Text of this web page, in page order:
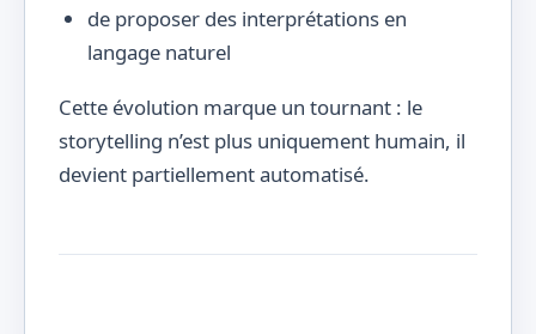
de proposer des interprétations en
langage naturel
Cette évolution marque un tournant : le
storytelling n’est plus uniquement humain, il
devient partiellement automatisé.